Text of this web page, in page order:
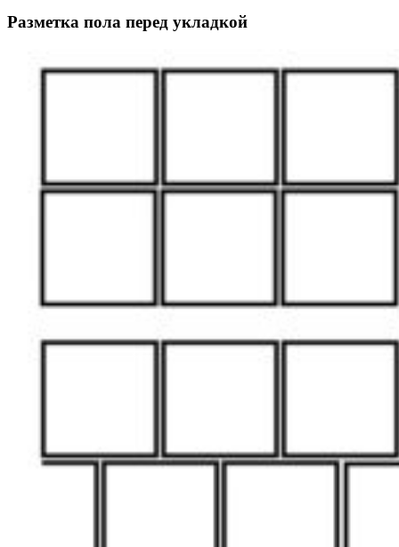
Разметка пола перед укладкой